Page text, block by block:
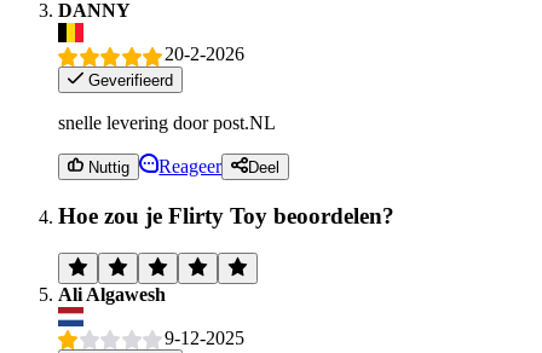
DANNY
20-2-2026
Geverifieerd
snelle levering door post.NL
Nuttig Reageer Deel
Hoe zou je Flirty Toy beoordelen?
Ali Algawesh
9-12-2025